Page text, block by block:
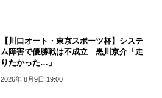
【川口オート・東京スポーツ杯】システ
ム障害で優勝戦は不成立 黒川京介「走
りたかった…」
2026年 8月9日 19:00